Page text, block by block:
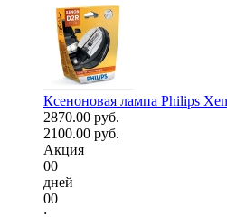
Ксеноновая лампа Philips
2870.00 руб.
2100.00 руб.
Акция
00
дней
00